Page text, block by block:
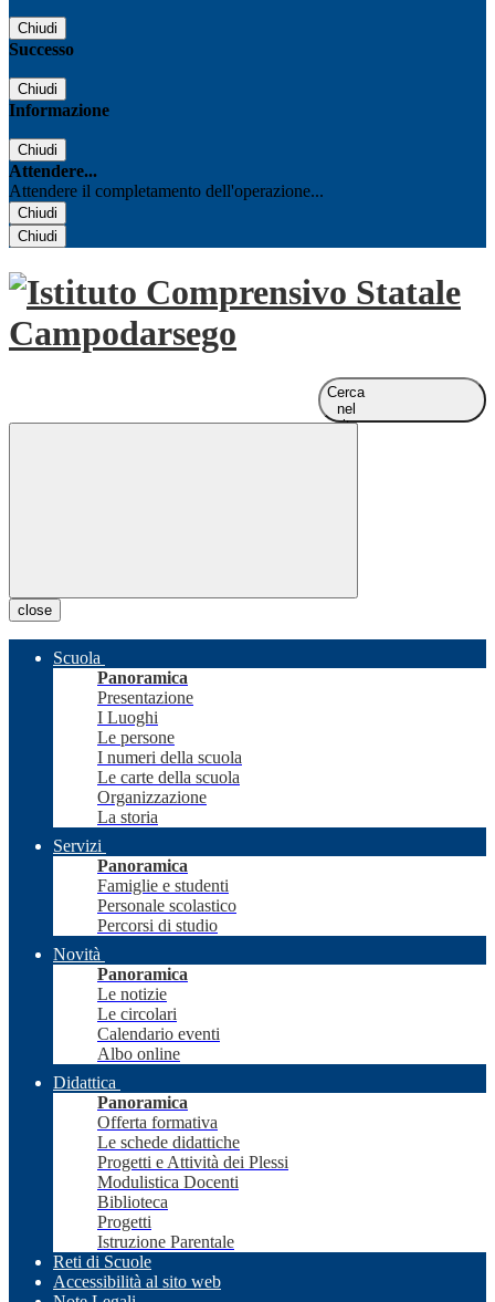
Chiudi
Successo
Chiudi
Informazione
Chiudi
Attendere...
Attendere il completamento dell'operazione...
Chiudi
Chiudi
Cerca
nel
sito
close
Scuola
Panoramica
Presentazione
I Luoghi
Le persone
I numeri della scuola
Le carte della scuola
Organizzazione
La storia
Servizi
Panoramica
Famiglie e studenti
Personale scolastico
Percorsi di studio
Novità
Panoramica
Le notizie
Le circolari
Calendario eventi
Albo online
Didattica
Panoramica
Offerta formativa
Le schede didattiche
Progetti e Attività dei Plessi
Modulistica Docenti
Biblioteca
Progetti
Istruzione Parentale
Reti di Scuole
Accessibilità al sito web